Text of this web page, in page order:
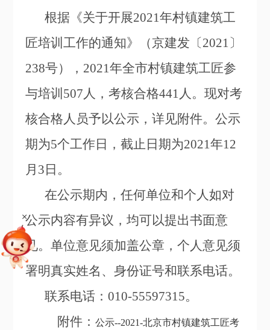
根据《关于开展2021年村镇建筑工
匠培训工作的通知》（京建发〔2021〕
238号），2021年全市村镇建筑工匠参
与培训507人，考核合格441人。现对考
核合格人员予以公示，详见附件。公示
期为5个工作日，截止日期为2021年12
月3日。
在公示期内，任何单位和个人如对
公示内容有异议，均可以提出书面意
见。单位意见须加盖公章，个人意见须
署明真实姓名、身份证号和联系电话。
联系电话：010-55597315。
附件：公示--2021-北京市村镇建筑工匠考
+